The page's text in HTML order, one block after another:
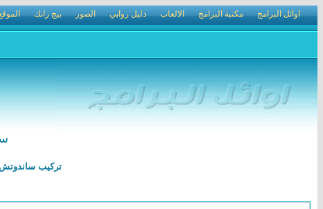
اوائل البرامج مكتبة البرامج الالعاب دليل روابي الصور بيج رانك
تركيب ساندوتش بانل الرياض 0502210002 تركيي أسمنت